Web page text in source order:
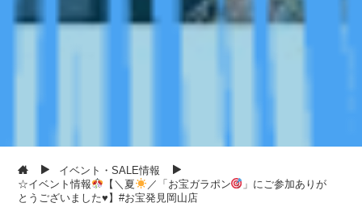
イベント・SALE情報
☆イベント情報
【＼夏 ／「お宝ガラポン
」にご参加ありが
とうございました♥】#お宝発見岡山店